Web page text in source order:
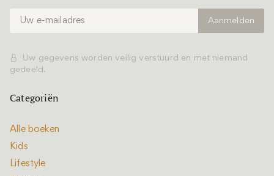
Uw gegevens worden veilig verstuurd en met niemand
gedeeld.
Categoriën
Alle boeken
Kids
Lifestyle